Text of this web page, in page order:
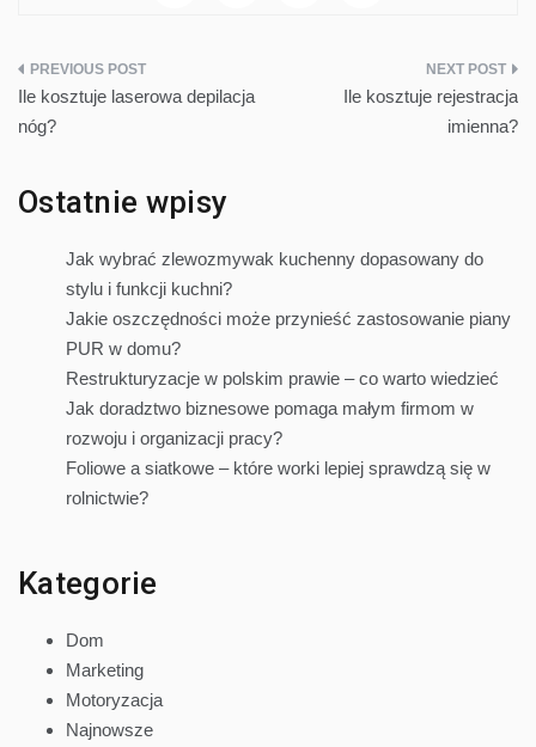
Nawigacja
wpisu
Ile kosztuje laserowa depilacja
nóg?
Ile kosztuje rejestracja
imienna?
Ostatnie wpisy
Jak wybrać zlewozmywak kuchenny dopasowany do
stylu i funkcji kuchni?
Jakie oszczędności może przynieść zastosowanie piany
PUR w domu?
Restrukturyzacje w polskim prawie – co warto wiedzieć
Jak doradztwo biznesowe pomaga małym firmom w
rozwoju i organizacji pracy?
Foliowe a siatkowe – które worki lepiej sprawdzą się w
rolnictwie?
Kategorie
Dom
Marketing
Motoryzacja
Najnowsze